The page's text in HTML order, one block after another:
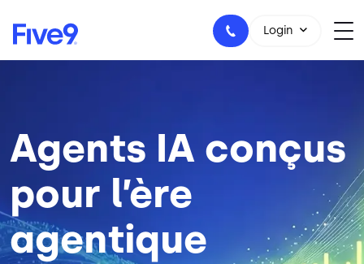
Login
Agents IA conçus
pour l’ère
agentique